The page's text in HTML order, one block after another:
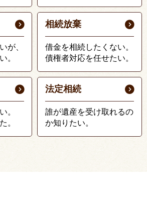
が、
。
相続放棄
借金を相続したくない。
債権者対応を任せたい。
。
。
法定相続
誰が遺産を受け取れるの
か知りたい。